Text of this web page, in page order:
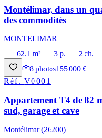
Montélimar, dans un
des commodités
MONTELIMAR
62.1 m²
3 p.
2 ch.
8 photos155 000 €
Réf.V0001
Appartement T4 de 82
sud, garage et cave
Montélimar (26200)